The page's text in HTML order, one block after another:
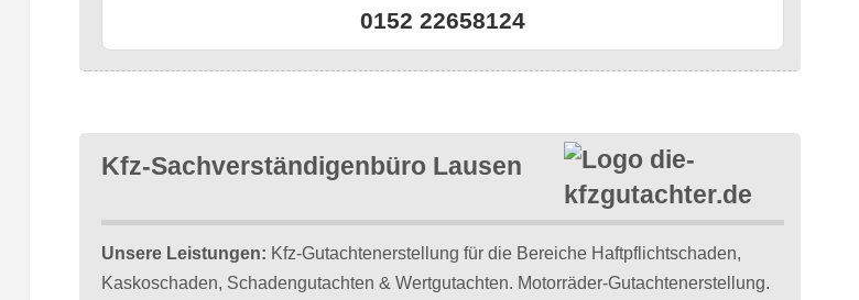
0152 22658124
Kfz-Sachverständigenbüro Lausen
Unsere Leistungen: Kfz-Gutachtenerstellung für die Bereiche Haftpflichtschaden,
Kaskoschaden, Schadengutachten & Wertgutachten. Motorräder-Gutachtenerstellung.